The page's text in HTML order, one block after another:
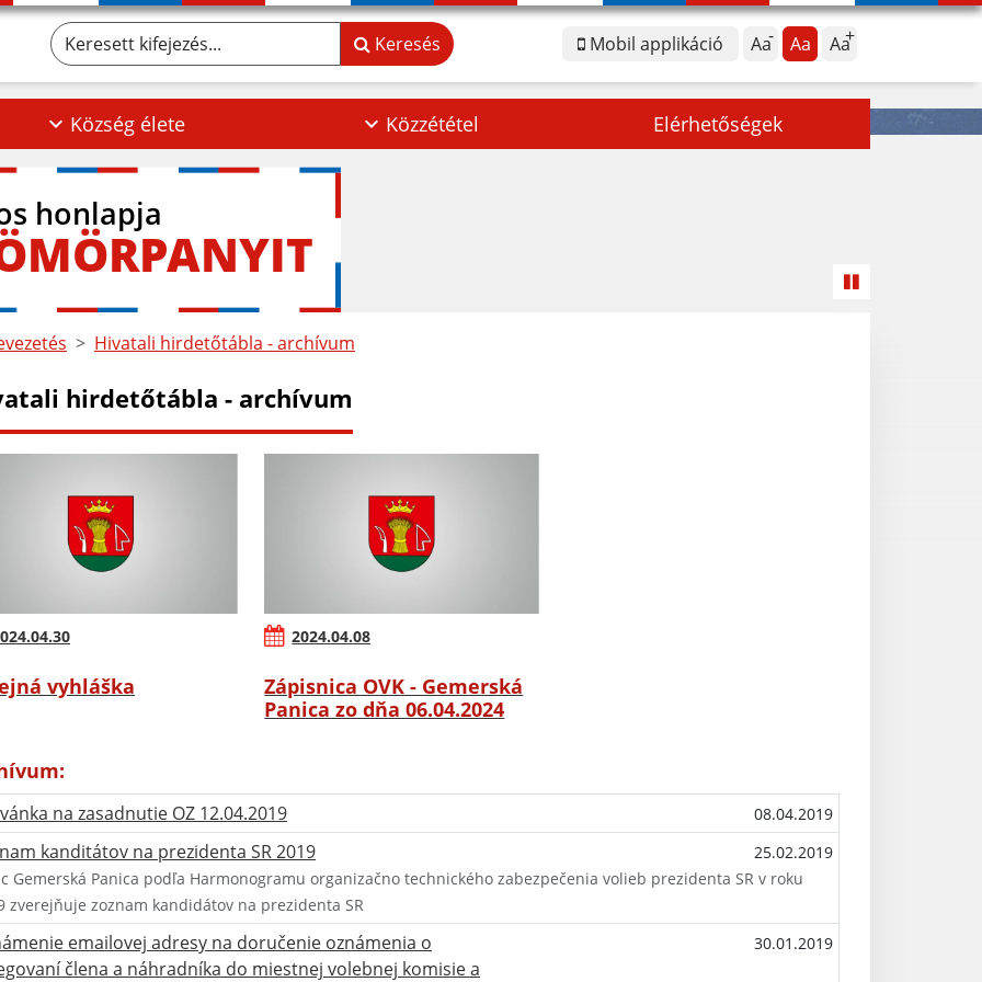
Mobil applikáció Aa Aa Aa
Keresett kifejezés... Keresés
Község élete Közzététel Elérhetőségek
honlapja
Hivatali hirdetőtábla - archívum
hirdetőtábla - archívum
vyhláška
2024.04.08
Zápisnica OVK - Gemerská
Panica zo dňa 06.04.2024
na zasadnutie OZ 12.04.2019 08.04.2019
kanditátov na prezidenta SR 2019
25.02.2019
Gemerská Panica podľa Harmonogramu organizačno technického zabezpečenia volieb prezidenta SR v roku
zverejňuje zoznam kandidátov na prezidenta SR
emailovej adresy na doručenie oznámenia o
člena a náhradníka do miestnej volebnej komisie a
30.01.2019